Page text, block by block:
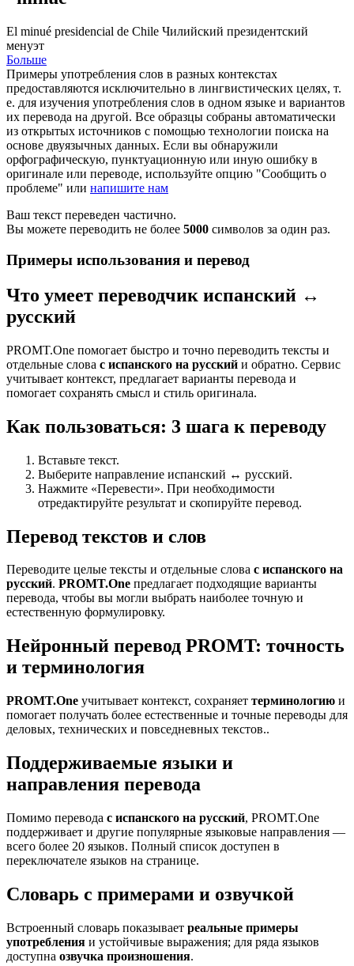
El minué presidencial de Chile Чилийский президентский
менуэт
Больше
Примеры употребления слов в разных контекстах
предоставляются исключительно в лингвистических целях, т.
е. для изучения употребления слов в одном языке и вариантов
их перевода на другой. Все образцы собраны автоматически
из открытых источников с помощью технологии поиска на
основе двуязычных данных. Если вы обнаружили
орфографическую, пунктуационную или иную ошибку в
оригинале или переводе, используйте опцию "Сообщить о
проблеме" или напишите нам
Ваш текст переведен частично.
Вы можете переводить не более 5000 символов за один раз.
Примеры использования и перевод
Что умеет переводчик испанский ↔
русский
PROMT.One помогает быстро и точно переводить тексты и
отдельные слова с испанского на русский и обратно. Сервис
учитывает контекст, предлагает варианты перевода и
помогает сохранять смысл и стиль оригинала.
Как пользоваться: 3 шага к переводу
Вставьте текст.
Выберите направление испанский ↔ русский.
Нажмите «Перевести». При необходимости
отредактируйте результат и скопируйте перевод.
Перевод текстов и слов
Переводите целые тексты и отдельные слова с испанского на
русский. PROMT.One предлагает подходящие варианты
перевода, чтобы вы могли выбрать наиболее точную и
естественную формулировку.
Нейронный перевод PROMT: точность
и терминология
PROMT.One учитывает контекст, сохраняет терминологию и
помогает получать более естественные и точные переводы для
деловых, технических и повседневных текстов..
Поддерживаемые языки и
направления перевода
Помимо перевода с испанского на русский, PROMT.One
поддерживает и другие популярные языковые направления —
всего более 20 языков. Полный список доступен в
переключателе языков на странице.
Словарь с примерами и озвучкой
Встроенный словарь показывает реальные примеры
употребления и устойчивые выражения; для ряда языков
доступна озвучка произношения.